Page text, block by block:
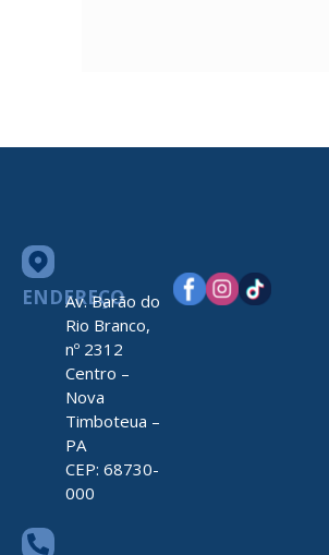
ENDEREÇO
Av. Barão do
Rio Branco,
nº 2312
Centro –
Nova
Timboteua –
PA
CEP: 68730-
000